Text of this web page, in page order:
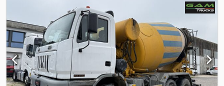
, Autopompa per calcestruzzo MB Actros 2641 6x4 BB EPS
con gancio di traino Codpfx Aijx S Tzlopsrf Pompa: CIFA K31 XZ 5
bracci